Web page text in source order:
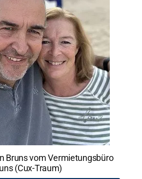
Bruns vom Vermietungsbüro
(Cux-Traum)